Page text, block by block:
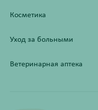
Косметика
Уход за больными
Ветеринарная аптека